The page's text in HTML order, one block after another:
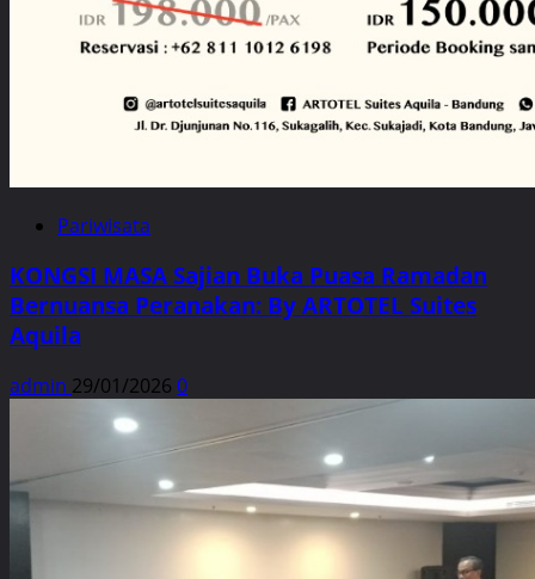
Pariwisata
KONGSI MASA Sajian Buka Puasa Ramadan
Bernuansa Peranakan: By ARTOTEL Suites
Aquila
admin 29/01/2026 0